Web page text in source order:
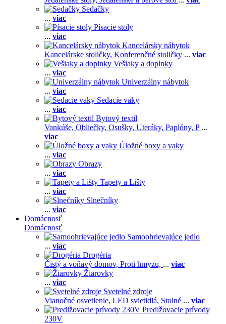
Sedačky
... viac
Písacie stoly
... viac
Kancelársky nábytok
Kancelárske stoličky, Konferenčné stoličky ... viac
Vešiaky a doplnky
... viac
Univerzálny nábytok
... viac
Sedacie vaky
... viac
Bytový textil
Vankúše, Obliečky, Osušky, Uteráky, Paplóny, P ...
viac
Úložné boxy a vaky
... viac
Obrazy
... viac
Tapety a Lišty
... viac
Slnečníky
... viac
Domácnosť
Domácnosť
Samoohrievajúce jedlo
... viac
Drogéria
Čistý a voňavý domov, Proti hmyzu, ... viac
Žiarovky
... viac
Svetelné zdroje
Vianočné osvetlenie, LED svietidlá, Stolné ... viac
Predlžovacie prívody
230V